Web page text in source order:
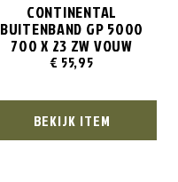
CONTINENTAL
BUITENBAND GP 5000
700 X 23 ZW VOUW
€ 55,95
BEKIJK ITEM